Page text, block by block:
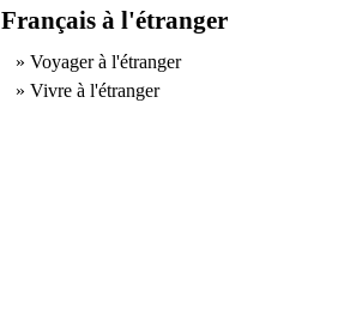
Français à l'étranger
Voyager à l'étranger
Vivre à l'étranger